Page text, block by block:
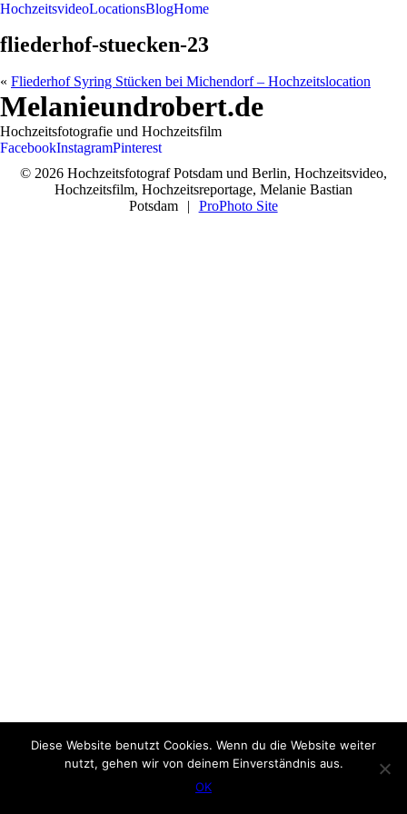
HochzeitsvideoLocationsBlogHome
fliederhof-stuecken-23
« Fliederhof Syring Stücken bei Michendorf – Hochzeitslocation
Melanieundrobert.de
Hochzeitsfotografie und Hochzeitsfilm
FacebookInstagramPinterest
© 2026 Hochzeitsfotograf Potsdam und Berlin, Hochzeitsvideo,
Hochzeitsfilm, Hochzeitsreportage, Melanie Bastian
Potsdam
| ProPhoto Site
Diese Website benutzt Cookies. Wenn du die Website weiter
nutzt, gehen wir von deinem Einverständnis aus.
OK